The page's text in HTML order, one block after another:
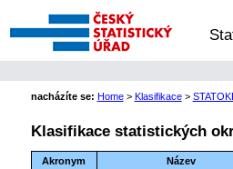
nacházíte se: Home> Klasifikace>
Klasifikace statistických
Akronym Název